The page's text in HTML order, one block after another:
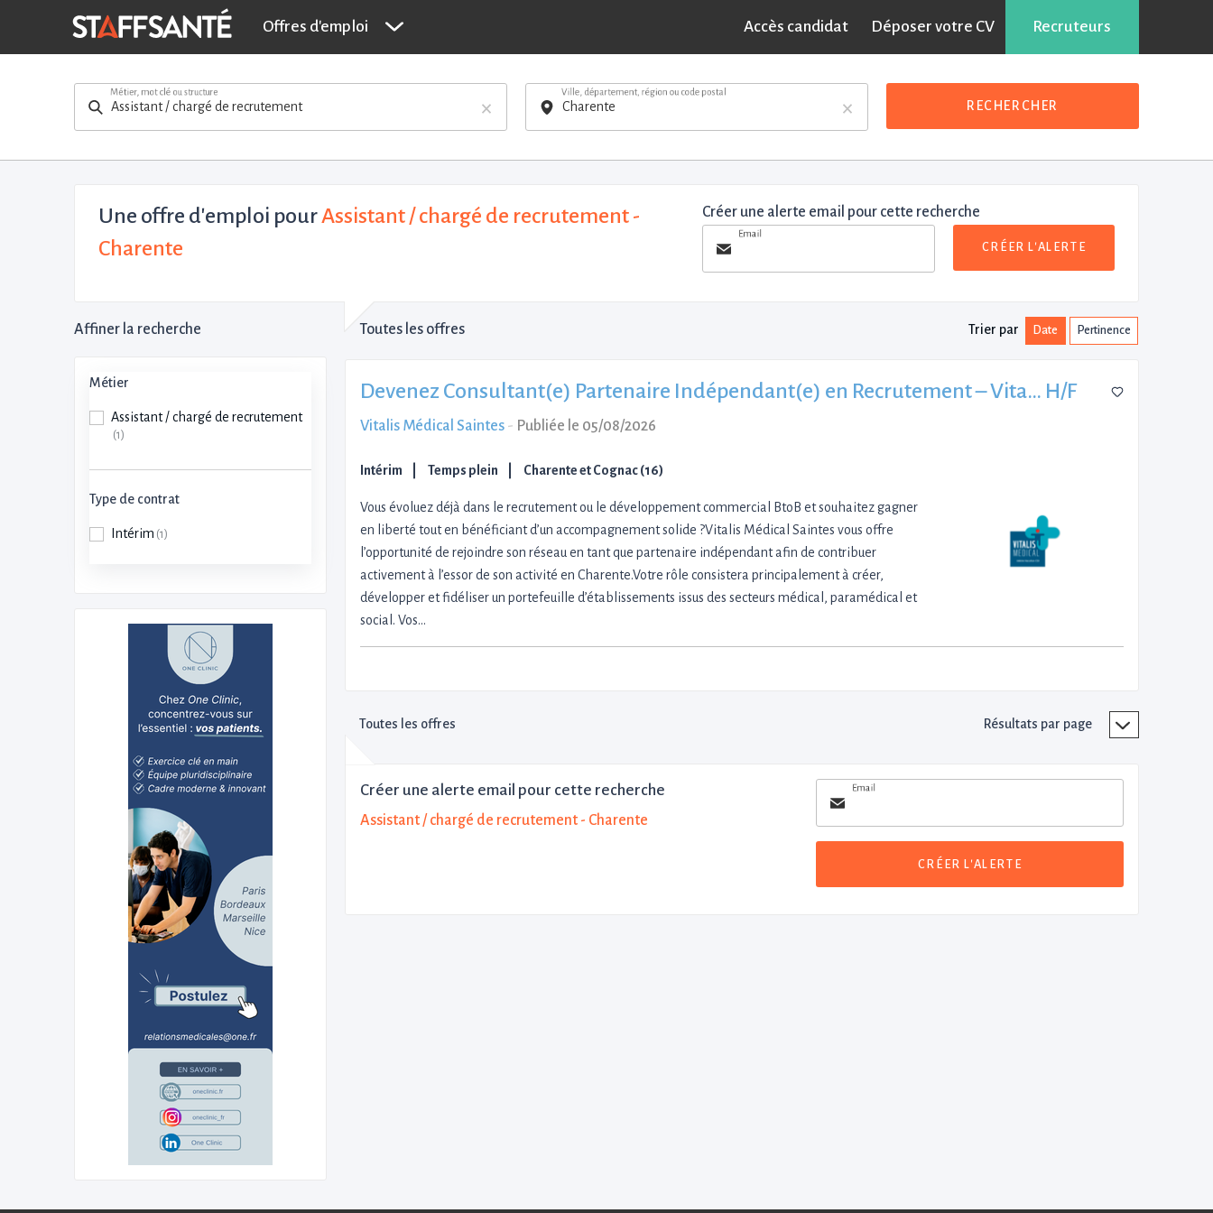
Offres d'emploi Accès candidat Déposer votre CV Recruteurs
×
Métier, mot clé ou structure
×
Ville, département, région ou code postal
RECHERCHER
Une offre d'emploi pourAssistant / chargé de recrutement -
Charente
Créer une alerte email pour cette recherche
Email
CRÉER L'ALERTE
Affiner la recherche
Métier
Assistant / chargé de recrutement
(1)
Type de contrat
Intérim (1)
Toutes les offres Trier par Date Pertinence
Devenez Consultant(e) Partenaire Indépendant(e) en Recrutement – Vita… H/F
Vitalis Médical Saintes - Publiée le 05/08/2026
Intérim Temps plein Charente et Cognac (16)
Vous évoluez déjà dans le recrutement ou le développement commercial BtoB et souhaitez gagner
en liberté tout en bénéficiant d’un accompagnement solide ?Vitalis Médical Saintes vous offre
l’opportunité de rejoindre son réseau en tant que partenaire indépendant afin de contribuer
activement à l’essor de son activité en Charente.Votre rôle consistera principalement à créer,
développer et fidéliser un portefeuille d’établissements issus des secteurs médical, paramédical et
social. Vos…
Toutes les offres Résultats par page
Créer une alerte email pour cette recherche
Assistant / chargé de recrutement - Charente
Email
CRÉER L'ALERTE